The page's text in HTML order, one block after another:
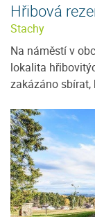
Hřibová
Stachy
Na náměstí v
lokalita
zakázáno sbírat,